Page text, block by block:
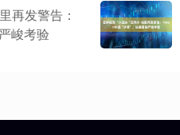
再发警告：
峻考验